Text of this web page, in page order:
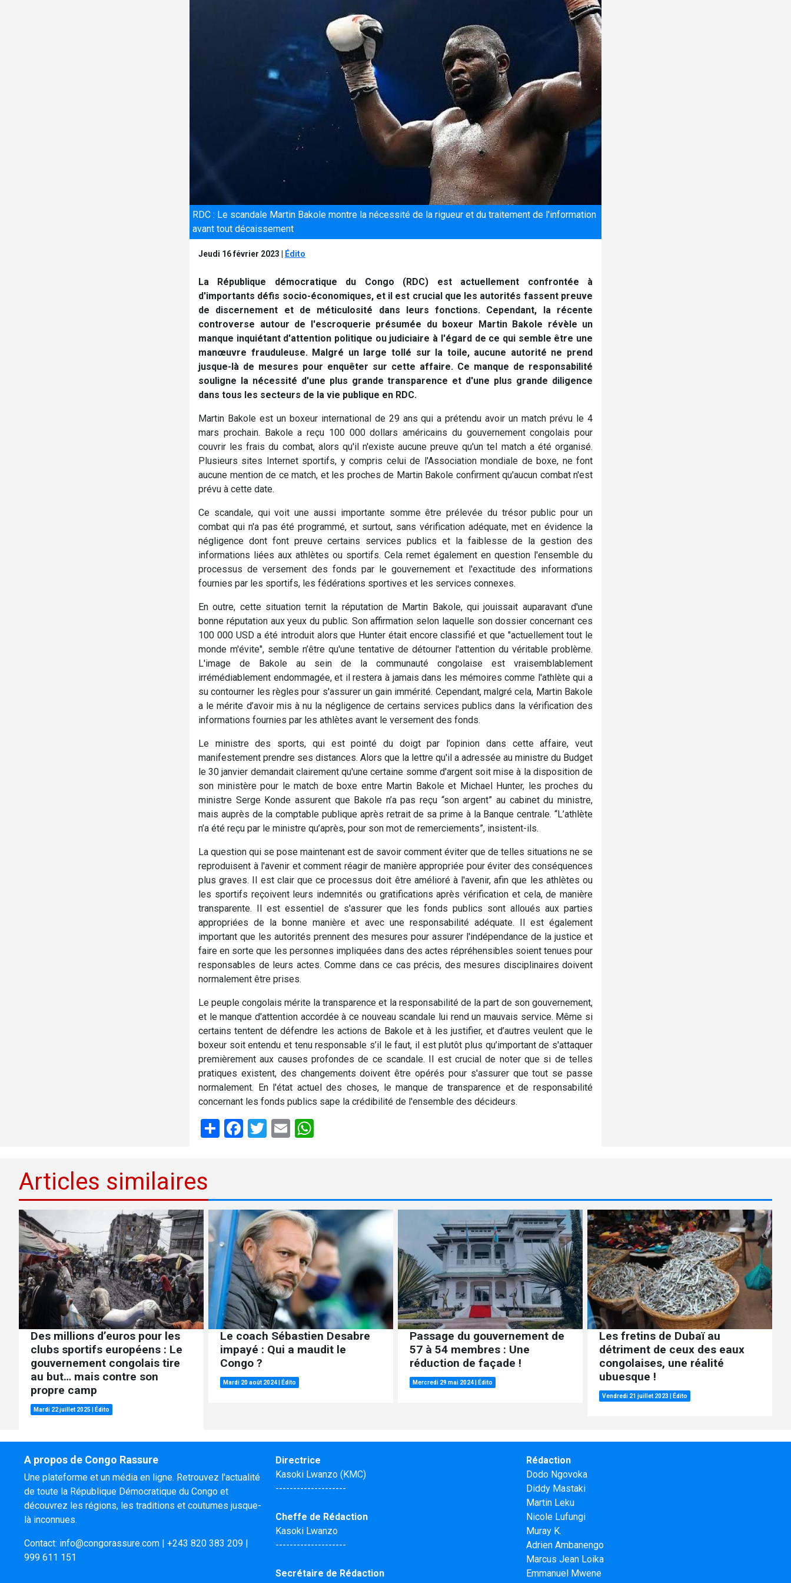
RDC : Le scandale Martin Bakole montre la nécessité de la rigueur et du traitement de l'information
avant tout décaissement
Jeudi 16 février 2023 Édito
La République démocratique du Congo (RDC) est actuellement confrontée à
d'importants défis socio-économiques, et il est crucial que les autorités fassent preuve
de discernement et de méticulosité dans leurs fonctions. Cependant, la récente
controverse autour de l'escroquerie présumée du boxeur Martin Bakole révèle un
manque inquiétant d'attention politique ou judiciaire à l'égard de ce qui semble être une
manœuvre frauduleuse. Malgré un large tollé sur la toile, aucune autorité ne prend
jusque-là de mesures pour enquêter sur cette affaire. Ce manque de responsabilité
souligne la nécessité d'une plus grande transparence et d'une plus grande diligence
dans tous les secteurs de la vie publique en RDC.
Martin Bakole est un boxeur international de 29 ans qui a prétendu avoir un match prévu le 4
mars prochain. Bakole a reçu 100 000 dollars américains du gouvernement congolais pour
couvrir les frais du combat, alors qu'il n'existe aucune preuve qu'un tel match a été organisé.
Plusieurs sites Internet sportifs, y compris celui de l'Association mondiale de boxe, ne font
aucune mention de ce match, et les proches de Martin Bakole confirment qu'aucun combat n'est
prévu à cette date.
Ce scandale, qui voit une aussi importante somme être prélevée du trésor public pour un
combat qui n'a pas été programmé, et surtout, sans vérification adéquate, met en évidence la
négligence dont font preuve certains services publics et la faiblesse de la gestion des
informations liées aux athlètes ou sportifs. Cela remet également en question l'ensemble du
processus de versement des fonds par le gouvernement et l'exactitude des informations
fournies par les sportifs, les fédérations sportives et les services connexes.
En outre, cette situation ternit la réputation de Martin Bakole, qui jouissait auparavant d'une
bonne réputation aux yeux du public. Son affirmation selon laquelle son dossier concernant ces
100 000 USD a été introduit alors que Hunter était encore classifié et que "actuellement tout le
monde m'évite", semble n’être qu'une tentative de détourner l'attention du véritable problème.
L'image de Bakole au sein de la communauté congolaise est vraisemblablement
irrémédiablement endommagée, et il restera à jamais dans les mémoires comme l'athlète qui a
su contourner les règles pour s'assurer un gain immérité. Cependant, malgré cela, Martin Bakole
a le mérite d’avoir mis à nu la négligence de certains services publics dans la vérification des
informations fournies par les athlètes avant le versement des fonds.
Le ministre des sports, qui est pointé du doigt par l’opinion dans cette affaire, veut
manifestement prendre ses distances. Alors que la lettre qu'il a adressée au ministre du Budget
le 30 janvier demandait clairement qu'une certaine somme d'argent soit mise à la disposition de
son ministère pour le match de boxe entre Martin Bakole et Michael Hunter, les proches du
ministre Serge Konde assurent que Bakole n’a pas reçu “son argent” au cabinet du ministre,
mais auprès de la comptable publique après retrait de sa prime à la Banque centrale. “L’athlète
n’a été reçu par le ministre qu’après, pour son mot de remerciements”, insistent-ils.
La question qui se pose maintenant est de savoir comment éviter que de telles situations ne se
reproduisent à l'avenir et comment réagir de manière appropriée pour éviter des conséquences
plus graves. Il est clair que ce processus doit être amélioré à l'avenir, afin que les athlètes ou
les sportifs reçoivent leurs indemnités ou gratifications après vérification et cela, de manière
transparente. Il est essentiel de s'assurer que les fonds publics sont alloués aux parties
appropriées de la bonne manière et avec une responsabilité adéquate. Il est également
important que les autorités prennent des mesures pour assurer l'indépendance de la justice et
faire en sorte que les personnes impliquées dans des actes répréhensibles soient tenues pour
responsables de leurs actes. Comme dans ce cas précis, des mesures disciplinaires doivent
normalement être prises.
Le peuple congolais mérite la transparence et la responsabilité de la part de son gouvernement,
et le manque d'attention accordée à ce nouveau scandale lui rend un mauvais service. Même si
certains tentent de défendre les actions de Bakole et à les justifier, et d’autres veulent que le
boxeur soit entendu et tenu responsable s’il le faut, il est plutôt plus qu’important de s'attaquer
premièrement aux causes profondes de ce scandale. Il est crucial de noter que si de telles
pratiques existent, des changements doivent être opérés pour s'assurer que tout se passe
normalement. En l'état actuel des choses, le manque de transparence et de responsabilité
concernant les fonds publics sape la crédibilité de l'ensemble des décideurs.
ShareFacebook
Twitter
Email
Articles similaires
Des millions d’euros pour les
clubs sportifs européens : Le
gouvernement congolais tire
au but… mais contre son
propre camp
Mardi 22 juillet 2025 Édito
Le coach Sébastien Desabre
impayé : Qui a maudit le
Congo ?
Mardi 20 août 2024 Édito
Passage du gouvernement de
57 à 54 membres : Une
réduction de façade !
Mercredi 29 mai 2024 Édito
Les fretins de Dubaï au
détriment de ceux des eaux
congolaises, une réalité
ubuesque !
Vendredi 21 juillet 2023 Édito
A propos de Congo Rassure
Une plateforme et un média en ligne. Retrouvez l'actualité
de toute la République Démocratique du Congo et
découvrez les régions, les traditions et coutumes jusque-
là inconnues.
Contact: info@congorassure.com +243 820 383 209
999 611 151
Directrice
Kasoki Lwanzo (KMC)
--------------------
Cheffe de Rédaction
Kasoki Lwanzo
--------------------
Secrétaire de Rédaction
Rédaction
Dodo Ngovoka
Diddy Mastaki
Martin Leku
Nicole Lufungi
Muray K.
Adrien Ambanengo
Marcus Jean Loika
Emmanuel Mwene